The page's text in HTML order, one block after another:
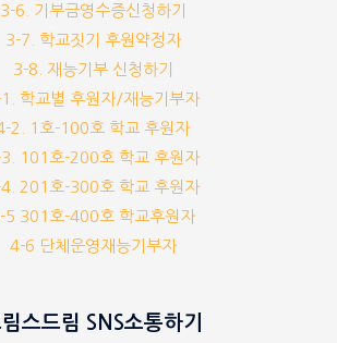
3-6. 기부금영수증신청하기
3-7. 학교짓기 후원약정자
3-8. 재능기부 신청하기
학교별 후원자/재능기부자
2. 1호-100호 학교 후원자
101호-200호 학교 후원자
201호-300호 학교 후원자
5 301호-400호 학교후원자
4-6 단체운영재능기부자
스드림 SNS소통하기